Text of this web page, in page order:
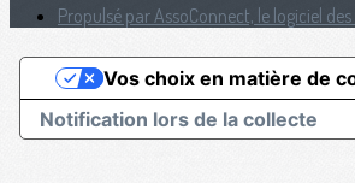
Propulsé par AssoConnect, le logiciel
Notification lors de la collecte
Vos choix en matière de